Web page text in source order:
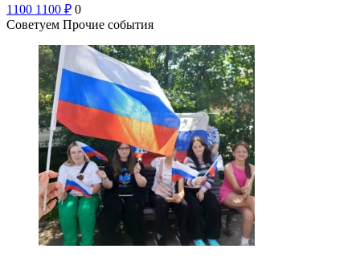
1100 1100 ₽ 0
Советуем Прочие события